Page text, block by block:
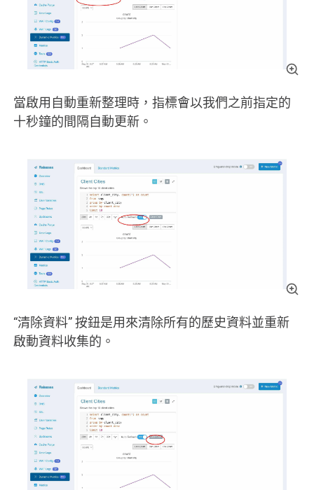
當啟用自動重新整理時，指標會以我們之前指定的
十秒鐘的間隔自動更新。
“清除資料” 按鈕是用來清除所有的歷史資料並重新
啟動資料收集的。